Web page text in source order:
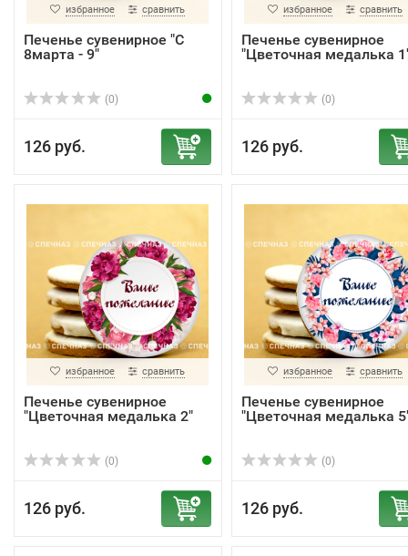
избранное сравнить
Печенье сувенирное "С
8марта - 9"
(0)
126 руб.
избранное сравнить
Печенье сувенирное
"Цветочная медалька
(0)
126 руб.
избранное сравнить
Печенье сувенирное
"Цветочная медалька 2"
(0)
126 руб.
избранное сравнить
Печенье сувенирное
"Цветочная медалька
(0)
126 руб.